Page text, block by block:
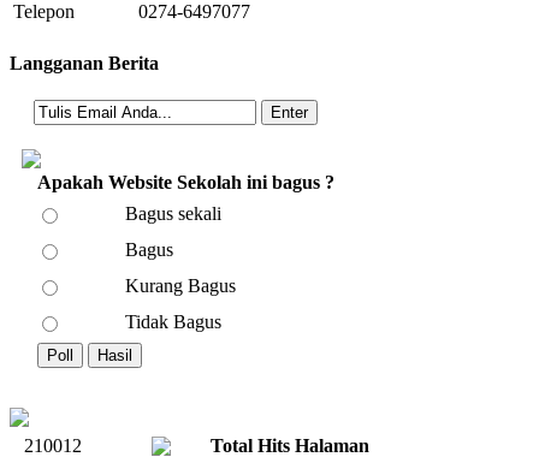
Telepon
0274-6497077
Langganan Berita
Apakah Website Sekolah ini bagus ?
Bagus sekali
Bagus
Kurang Bagus
Tidak Bagus
210012
Total Hits Halaman